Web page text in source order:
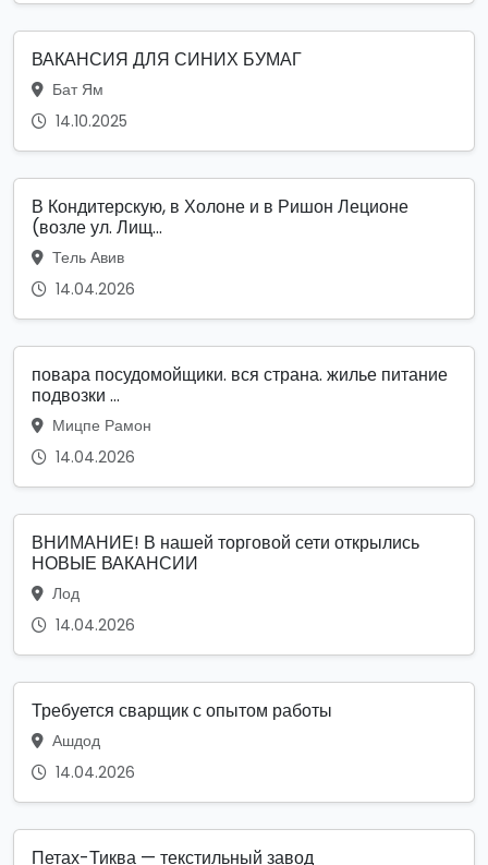
ВАКАНСИЯ ДЛЯ СИНИХ БУМАГ
Бат Ям
14.10.2025
В Кондитерскую, в Холоне и в Ришон Леционе
(возле ул. Лищ...
Тель Авив
14.04.2026
повара посудомойщики. вся страна. жилье питание
подвозки ...
Мицпе Рамон
14.04.2026
ВНИМАНИЕ! В нашей торговой сети открылись
НОВЫЕ ВАКАНСИИ
Лод
14.04.2026
Требуется сварщик с опытом работы
Ашдод
14.04.2026
Петах-Тиква — текстильный завод